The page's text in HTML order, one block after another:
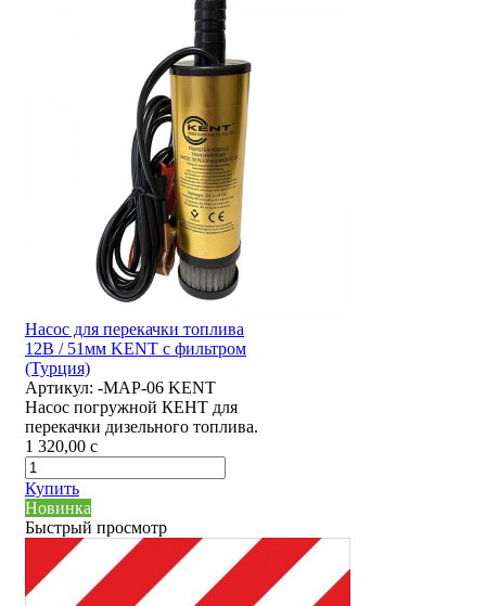
Насос для перекачки топлива
12В / 51мм KENT с фильтром
(Турция)
Артикул: -MAP-06 KENT
Насос погружной КЕНТ для
перекачки дизельного топлива.
1 320,00 c
Купить
Новинка
Быстрый просмотр